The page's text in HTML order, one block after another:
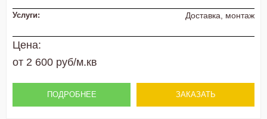
Услуги: Доставка, монтаж
Цена:
от 2 600 руб/м.кв
ПОДРОБНЕЕ ЗАКАЗАТЬ